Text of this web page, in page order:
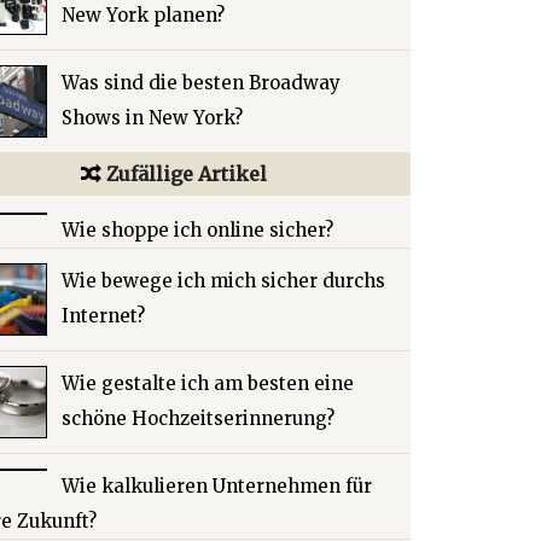
New York planen?
Was sind die besten Broadway
Shows in New York?
Zufällige Artikel
Wie shoppe ich online sicher?
Wie bewege ich mich sicher durchs
Internet?
Wie gestalte ich am besten eine
schöne Hochzeitserinnerung?
Wie kalkulieren Unternehmen für
Zukunft?